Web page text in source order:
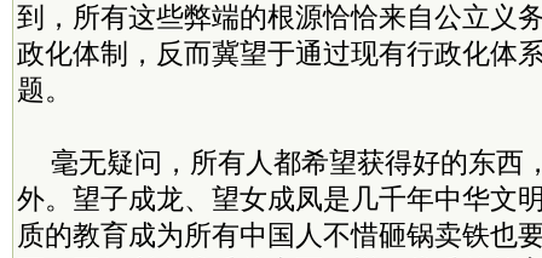
到，所有这些弊端的根源恰恰来自公立义
政化体制，反而冀望于通过现有行政化体
题。
毫无疑问，所有人都希望获得好的东西
外。望子成龙、望女成凤是几千年中华文
质的教育成为所有中国人不惜砸锅卖铁也